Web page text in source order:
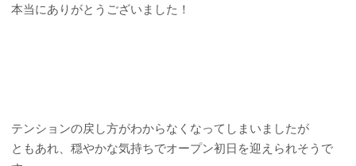
本当にありがとうございました！
テンションの戻し方がわからなくなってしまいましたが
ともあれ、穏やかな気持ちでオープン初日を迎えられそうで